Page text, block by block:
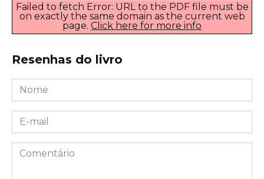
Failed to fetch Error: URL to the PDF file must be
on exactly the same domain as the current web
page. Click here for more info
Resenhas do livro
Nome
*
E-
mail
*Comentário